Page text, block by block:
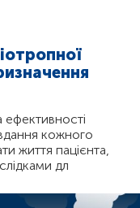
ефективності
кожного
життя пацієнта,
дл